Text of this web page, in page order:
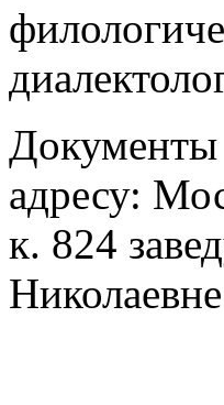
Документы
адресу:
к. 824